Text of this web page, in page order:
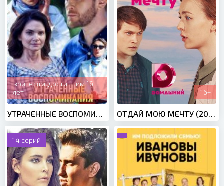
зрителям, достигшим 16
лет
16+
14 серий